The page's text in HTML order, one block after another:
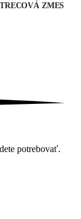
ZMES
potrebovať.